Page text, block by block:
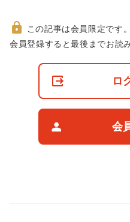
非
この記事は会員限定です。
会員登録すると最後までお読
ロ
会